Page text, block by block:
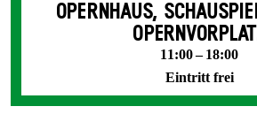
OPERNHAUS,
11:00 – 18:00
Eintritt frei